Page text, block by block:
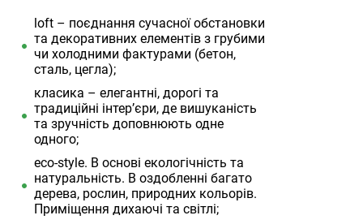
loft – поєднання сучасної обстановки
та декоративних елементів з грубими
чи холодними фактурами (бетон,
сталь, цегла);
класика – елегантні, дорогі та
традиційні інтер’єри, де вишуканість
та зручність доповнюють одне
одного;
eco-style. В основі екологічність та
натуральність. В оздобленні багато
дерева, рослин, природних кольорів.
Приміщення дихаючі та світлі;